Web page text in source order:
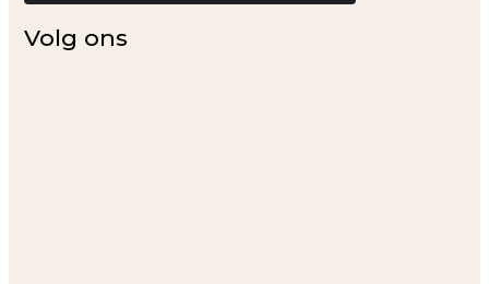
Volg ons